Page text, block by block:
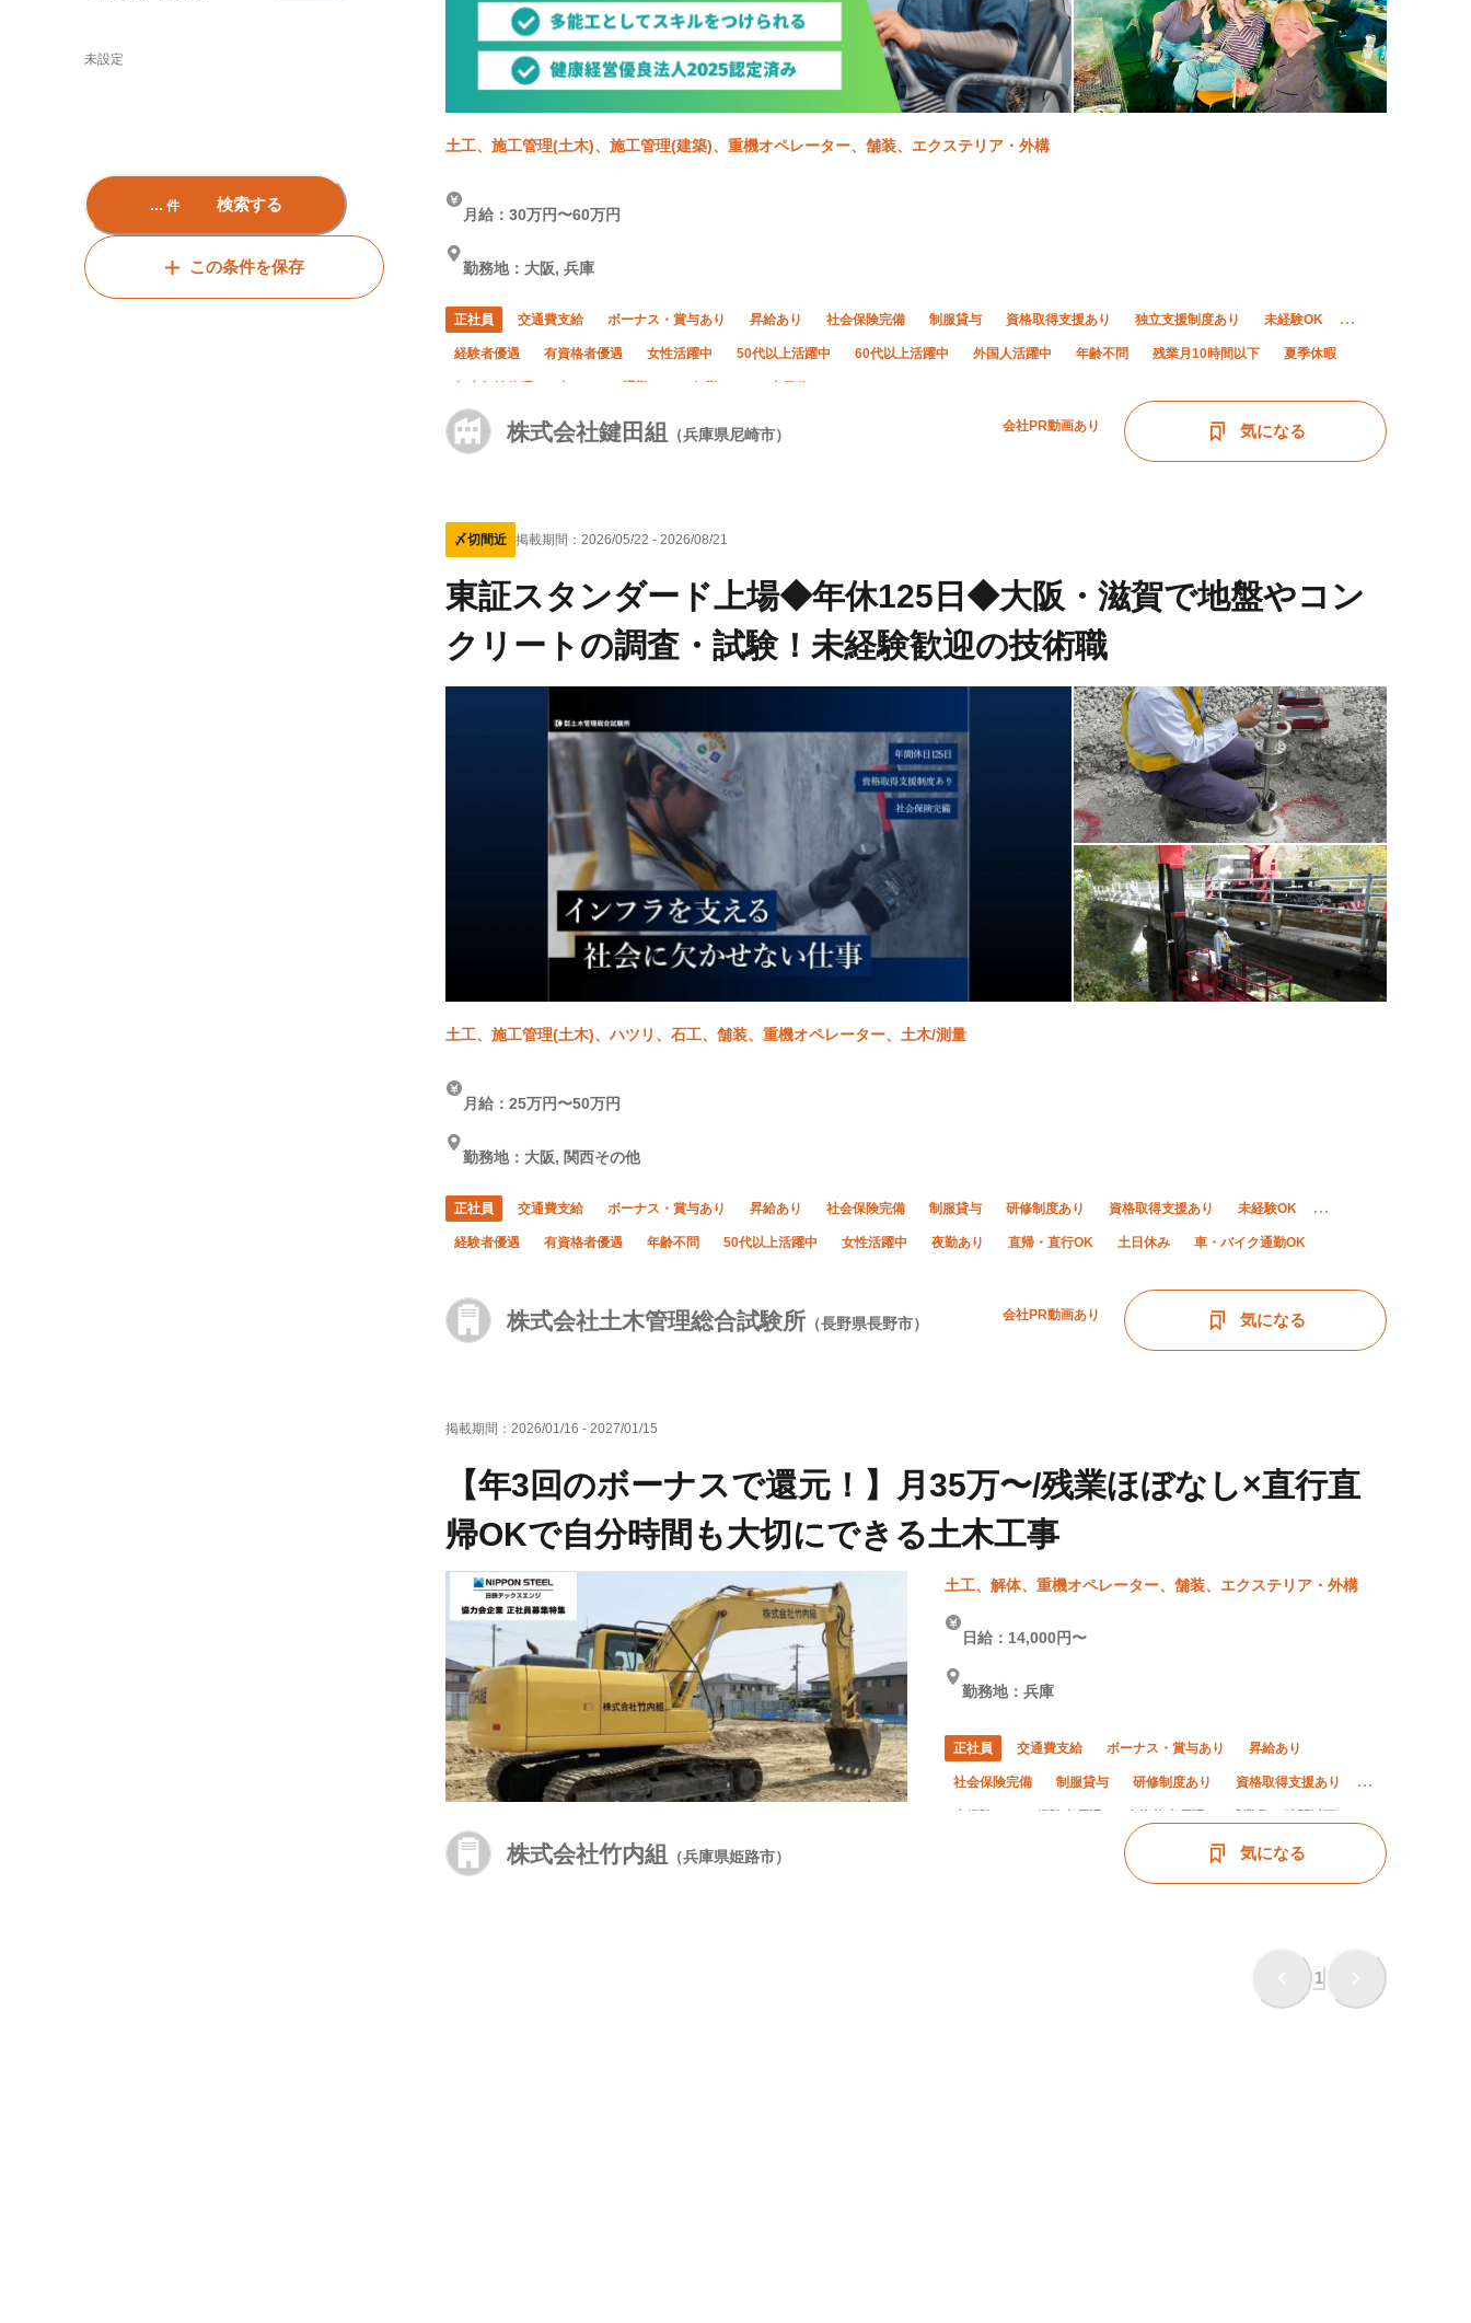
未設定
... 件 検索する
この条件を保存
土工、施工管理(土木)、施工管理(建築)、重機オペレーター、舗装、エクステリア・外構
株式会社鍵田組 （兵庫県尼崎市） 会社PR動画あり
月給：30万円〜60万円
勤務地：大阪, 兵庫
正社員 交通費支給 ボーナス・賞与あり 昇給あり 社会保険完備 制服貸与 資格取得支援あり 独立支援制度あり 未経験OK
経験者優遇 有資格者優遇 女性活躍中 50代以上活躍中 60代以上活躍中 外国人活躍中 年齢不問 残業月10時間以下 夏季休暇
気になる
〆切間近 掲載期間： 2026/05/22 - 2026/08/21
土工、施工管理(土木)、ハツリ、石工、舗装、重機オペレーター、土木/測量
東証スタンダード上場◆年休125日◆大阪・滋賀で地盤やコン
クリートの調査・試験！未経験歓迎の技術職
株式会社土木管理総合試験所 （長野県長野市） 会社PR動画あり
月給：25万円〜50万円
勤務地：大阪, 関西その他
正社員 交通費支給 ボーナス・賞与あり 昇給あり 社会保険完備 制服貸与 研修制度あり 資格取得支援あり 未経験OK
経験者優遇 有資格者優遇 年齢不問 50代以上活躍中 女性活躍中 夜勤あり 直帰・直行OK 土日休み 車・バイク通勤OK
気になる
掲載期間： 2026/01/16 - 2027/01/15
土工、解体、重機オペレーター、舗装、エクステリア・外構
【年3回のボーナスで還元！】月35万〜/残業ほぼなし×直行直
帰OKで自分時間も大切にできる土木工事
株式会社竹内組 （兵庫県姫路市）
日給：14,000円〜
勤務地：兵庫
正社員 交通費支給 ボーナス・賞与あり 昇給あり
社会保険完備 制服貸与 研修制度あり 資格取得支援あり
車・バイク通勤OK 転勤なし
気になる
1